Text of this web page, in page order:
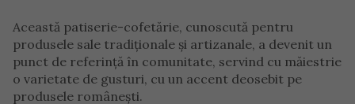
Această patiserie-cofetărie, cunoscută pentru
produsele sale tradiționale și artizanale, a devenit un
punct de referință în comunitate, servind cu măiestrie
o varietate de gusturi, cu un accent deosebit pe
produsele românești.